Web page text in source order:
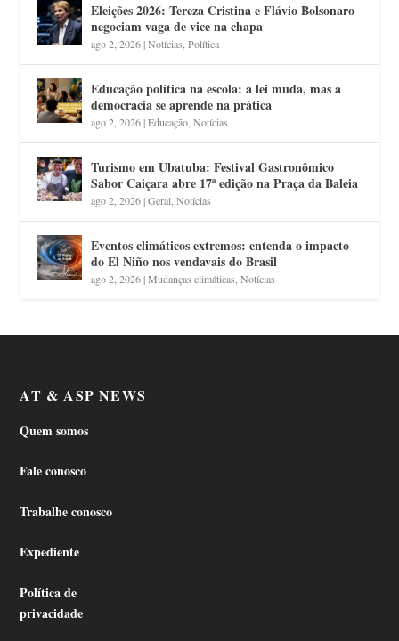
Eleições 2026: Tereza Cristina e Flávio Bolsonaro
negociam vaga de vice na chapa
ago 2, 2026|Notícias ,Política
Educação política na escola: a lei muda, mas a
democracia se aprende na prática
ago 2, 2026|Educação ,Notícias
Turismo em Ubatuba: Festival Gastronômico
Sabor Caiçara abre 17ª edição na Praça da Baleia
ago 2, 2026|Geral ,Notícias
Eventos climáticos extremos: entenda o impacto
do El Niño nos vendavais do Brasil
ago 2, 2026|Mudanças climáticas ,Notícias
AT & ASP NEWS
Quem somos
Fale conosco
Trabalhe conosco
Expediente
Política de
privacidade